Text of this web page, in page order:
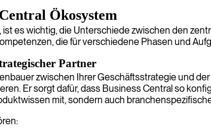
Ökosystem
es wichtig, die Unterschiede zwischen den
die für verschiedene Phasen und
Partner
zwischen Ihrer Geschäftsstrategie und
Er sorgt dafür, dass Business Central so
mit, sondern auch